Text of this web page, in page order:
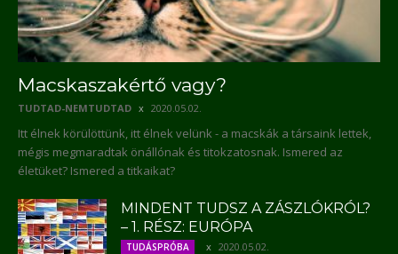
Macskaszakértő vagy?
TUDTAD-NEMTUDTAD 2020.05.02.
Itt élnek körülöttünk, itt élnek velünk - a macskák a társaink lettek,
mégis megmaradtak önállónak és titokzatosnak. Ismered az
életüket? Ismered a titkaikat?
MINDENT TUDSZ A ZÁSZLÓKRÓL?
– 1. RÉSZ: EURÓPA
TUDÁSPRÓBA 2020.05.02.